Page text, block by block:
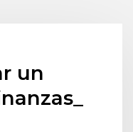
un